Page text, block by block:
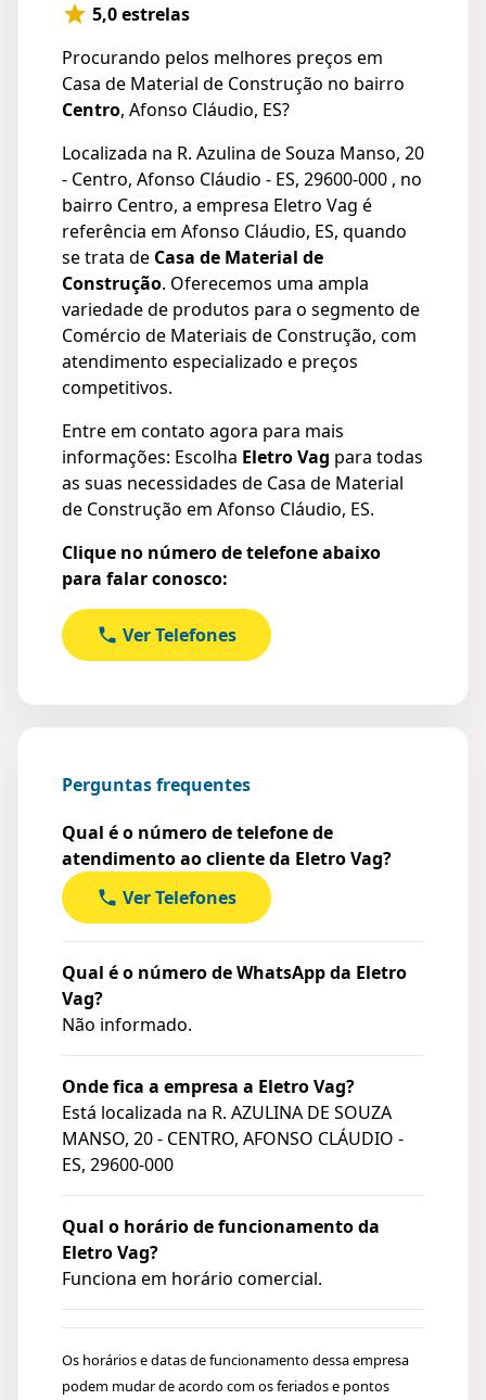
5,0 estrelas
Procurando pelos melhores preços em
Casa de Material de Construção no bairro
Centro, Afonso Cláudio, ES?
Localizada na R. Azulina de Souza Manso, 20
- Centro, Afonso Cláudio - ES, 29600-000 , no
bairro Centro, a empresa Eletro Vag é
referência em Afonso Cláudio, ES, quando
se trata de Casa de Material de
Construção. Oferecemos uma ampla
variedade de produtos para o segmento de
Comércio de Materiais de Construção, com
atendimento especializado e preços
competitivos.
Entre em contato agora para mais
informações: Escolha Eletro Vag para todas
as suas necessidades de Casa de Material
de Construção em Afonso Cláudio, ES.
Clique no número de telefone abaixo
para falar conosco:
Ver Telefones
Perguntas frequentes
Qual é o número de telefone de
atendimento ao cliente da Eletro Vag?
Ver Telefones
Qual é o número de WhatsApp da Eletro
Vag?
Não informado.
Onde fica a empresa a Eletro Vag?
Está localizada na R. AZULINA DE SOUZA
MANSO, 20 - CENTRO, AFONSO CLÁUDIO -
ES, 29600-000
Qual o horário de funcionamento da
Eletro Vag?
Funciona em horário comercial.
Os horários e datas de funcionamento dessa empresa
podem mudar de acordo com os feriados e pontos